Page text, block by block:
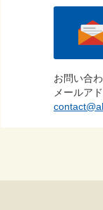
お問い合
メールア